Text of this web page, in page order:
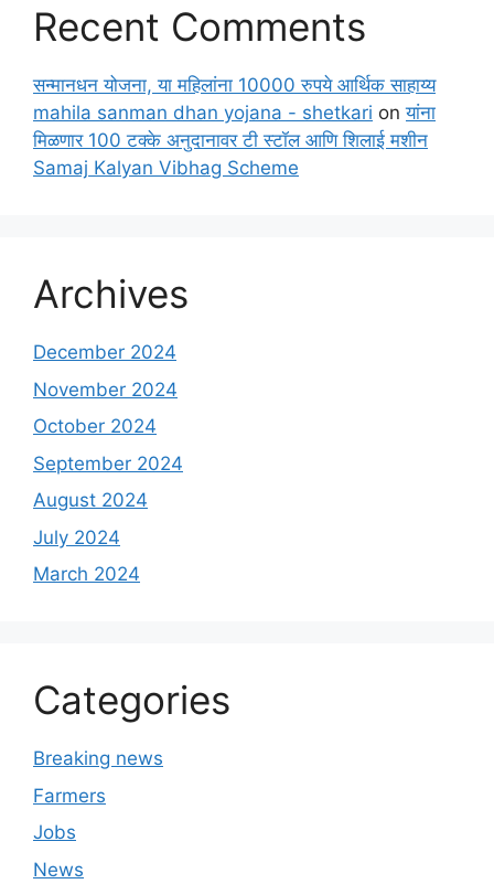
Recent Comments
सन्मानधन योजना, या महिलांना 10000 रुपये आर्थिक साहाय्य
mahila sanman dhan yojana - shetkari onयांना
मिळणार 100 टक्के अनुदानावर टी स्टॉल आणि शिलाई मशीन
Samaj Kalyan Vibhag Scheme
Archives
December 2024
November 2024
October 2024
September 2024
August 2024
July 2024
March 2024
Categories
Breaking news
Farmers
Jobs
News